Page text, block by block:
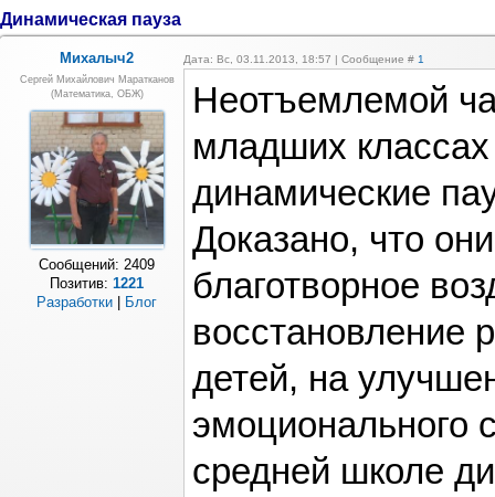
Динамическая пауза
Михалыч2 Дата: Вс, 03.11.2013, 18:57 | Сообщение # 1
Сергей Михайлович Маратканов
(математика, ОБЖ)
Сообщений:2409
Позитив:1221
Разработки
Блог
Неотъемлемой
младших
динамические
Доказано, что
благотворное
восстановление
детей, на
эмоционального
средней школе